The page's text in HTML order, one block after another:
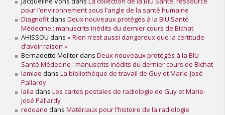
pour l’environnement sous l’angle de la santé humaine
DiagnofitdansDeux nouveaux protégés à la BIU Santé
Médecine : manuscrits inédits du dernier cours de Bichat
AHISSOU dans « Rien n’est aussi dangereux que la certitude
d’avoir raison »
Bernadette MolitordansDeux nouveaux protégés à la BIU
Santé Médecine : manuscrits inédits du dernier cours de Bichat
lamiae dansLa bibliothèque de travail de Guy et Marie-José
Pallardy
laila dansLes cartes postales de radiologie de Guy et Marie-
José Pallardy
redoane dansMatériaux pour l’histoire de la radiologie